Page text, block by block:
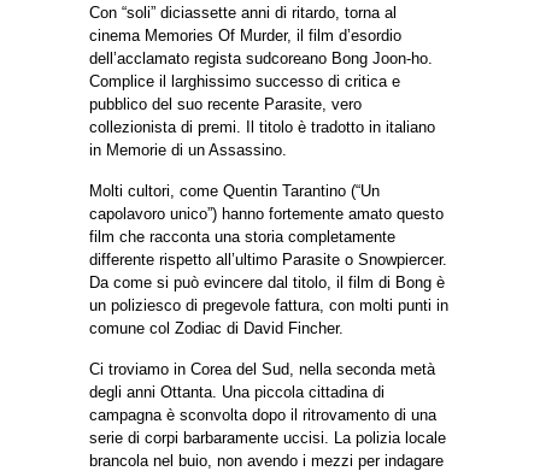
Con “soli” diciassette anni di ritardo, torna al
cinema Memories Of Murder, il film d’esordio
dell’acclamato regista sudcoreano Bong Joon-ho.
Complice il larghissimo successo di critica e
pubblico del suo recente Parasite, vero
collezionista di premi. Il titolo è tradotto in italiano
in Memorie di un Assassino.
Molti cultori, come Quentin Tarantino (“Un
capolavoro unico”) hanno fortemente amato questo
film che racconta una storia completamente
differente rispetto all’ultimo Parasite o Snowpiercer.
Da come si può evincere dal titolo, il film di Bong è
un poliziesco di pregevole fattura, con molti punti in
comune col Zodiac di David Fincher.
Ci troviamo in Corea del Sud, nella seconda metà
degli anni Ottanta. Una piccola cittadina di
campagna è sconvolta dopo il ritrovamento di una
serie di corpi barbaramente uccisi. La polizia locale
brancola nel buio, non avendo i mezzi per indagare